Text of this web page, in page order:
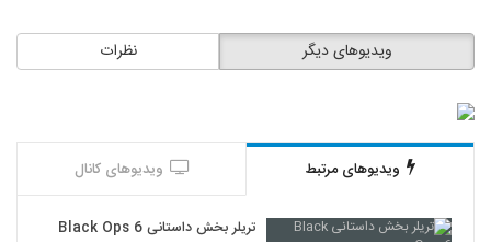
نظرات ویدیوهای دیگر
ویدیوهای مرتبط ویدیوهای کانال
تریلر بخش داستانی Black Ops 6